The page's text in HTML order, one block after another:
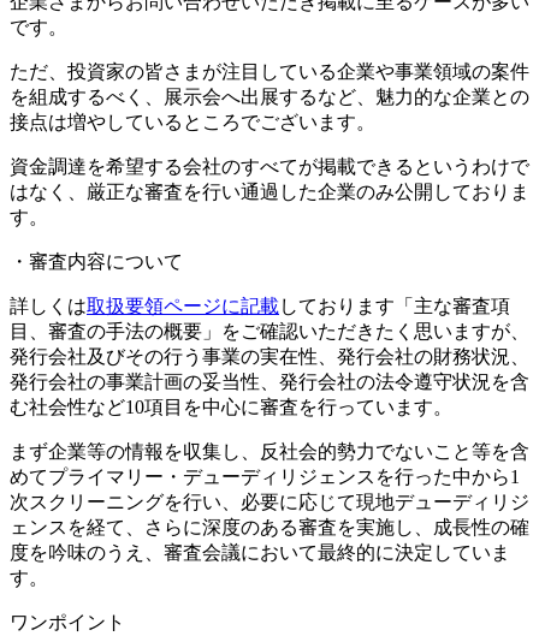
です。
ただ、投資家の皆さまが注目している企業や事業領域の案件
を組成するべく、展示会へ出展するなど、魅力的な企業との
接点は増やしているところでございます。
資金調達を希望する会社のすべてが掲載できるというわけで
はなく、 厳正な審査を行い通過した企業のみ公開 しておりま
す。
・審査内容について
詳しくは取扱要領ページに記載しております「主な審査項
目、審査の手法の概要」をご確認いただきたく思いますが、
発行会社及びその行う事業の実在性、発行会社の財務状況、
発行会社の事業計画の妥当性、発行会社の法令遵守状況を含
む社会性など10項目を中心に審査を行っています。
まず企業等の情報を収集し、反社会的勢力でないこと等を含
めてプライマリー・デューディリジェンスを行った中から1
次スクリーニングを行い、必要に応じて現地デューディリジ
ェンスを経て、さらに深度のある審査を実施し、成長性の確
度を吟味のうえ、審査会議において最終的に決定していま
す。
ワンポイント